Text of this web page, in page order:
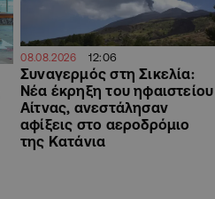
08.08.2026 12:06
Συναγερμός στη Σικελία:
Νέα έκρηξη του ηφαιστείου
Αίτνας, ανεστάλησαν
αφίξεις στο αεροδρόμιο
της Κατάνια